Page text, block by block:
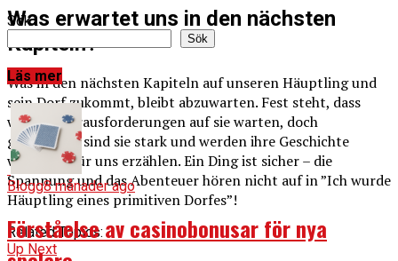
Was erwartet uns in den nächsten
Kapiteln?
Was in den nächsten Kapiteln auf unseren Häuptling und
sein Dorf zukommt, bleibt abzuwarten. Fest steht, dass
weitere Herausforderungen auf sie warten, doch
gemeinsam sind sie stark und werden ihre Geschichte
weiterhin für uns erzählen. Ein Ding ist sicher – die
Spannung und das Abenteuer hören nicht auf in ”Ich wurde
Häuptling eines primitiven Dorfes”!
Related Topics:
Up Next
Sök
Sök
Läs mer
Blogg8 månader ago
Förståelse av casinobonusar för nya